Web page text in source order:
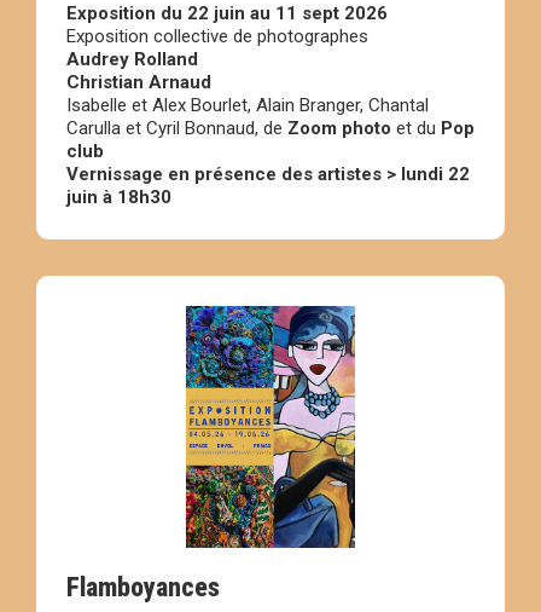
Exposition du 22 juin au 11 sept 2026
Exposition collective de photographes
Audrey Rolland
Christian Arnaud
Isabelle et Alex Bourlet, Alain Branger, Chantal
Carulla et Cyril Bonnaud, de Zoom photo et du Pop
club
Vernissage en présence des artistes > lundi 22
juin à 18h30
Flamboyances